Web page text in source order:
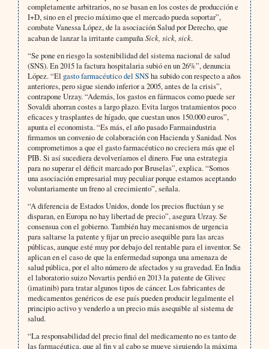
completamente arbitrarios, no se basan en los costes de producción e
I+D, sino en el precio máximo que el mercado pueda soportar”,
combate Vanessa López, de la asociación Salud por Derecho, que
acaban de lanzar la irritante campañaSick, sick, sick.
“Se pone en riesgo la sostenibilidad del sistema nacional de salud
(SNS). En 2015 la factura hospitalaria subió en un 26%”, denuncia
López. “El gasto farmacéutico del SNSha subido con respecto a años
anteriores, pero sigue siendo inferior a 2005, antes de la crisis”,
contrapone Urzay. “Además, los gastos en fármacos como puede ser
Sovaldi ahorran costes a largo plazo. Evita largos tratamientos poco
eficaces y trasplantes de hígado, que cuestan unos 150.000 euros”,
apunta el economista. “Es más, el año pasado Farmaindustria
firmamos un convenio de colaboración con Hacienda y Sanidad. Nos
comprometimos a que el gasto farmacéutico no creciera más que el
PIB. Si así sucediera devolveríamos el dinero. Fue una estrategia
para no superar el déficit marcado por Bruselas”, explica. “Somos
una asociación empresarial muy peculiar porque estamos aceptando
voluntariamente un freno al crecimiento”, señala.
“A diferencia de Estados Unidos, donde los precios fluctúan y se
disparan, en Europa no hay libertad de precio”, asegura Urzay. Se
consensua con el gobierno. También hay mecanismos de urgencia
para saltarse la patente y fijar un precio asequible para las arcas
públicas, aunque esté muy por debajo del rentable para el inventor. Se
aplican en el caso de que la enfermedad suponga una amenaza de
salud pública, por el alto número de afectados y su gravedad. En India
el laboratorio suizo Novartis perdió en 2013 la patente de Glivec
(imatinib) para tratar algunos tipos de cáncer. Los fabricantes de
medicamentos genéricos de ese país pueden producir legalmente el
principio activo y venderlo a un precio más asequible al sistema de
salud.
“La responsabilidad del precio final del medicamento no es tanto de
las farmacéutica, que al fin y al cabo se mueve siguiendo la máxima